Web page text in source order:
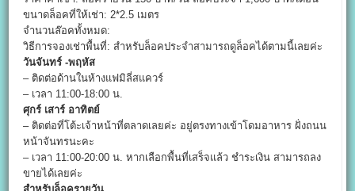
ขนาดล็อคที่ให้เช่า: 2*2.5 เมตร
จำนวนล๊อคทั้งหมด:
วิธีการจองเช่าพื้นที่: สำหรับล็อคประจำสามารถดูล็อคได้ตามนี้เลยค่ะ
วันจันทร์ -พฤหัส
– ติดต่อด้านในห้างแฟมิลี่สแควร์
– เวลา 11:00-18:00 น.
ศุกร์ เสาร์ อาทิตย์
– ติดต่อที่โต้ะเจ้าหน้าที่ตลาดเลยค่ะ อยู่ตรงทางเข้าโดมอาหาร ฝั่งถนน
หน้าจันทรนะคะ
– เวลา 11:00-20:00 น. หากเลือกพื้นที่เสร็จแล้ว ชำระเงิน สามารถลง
ขายได้เลยค่ะ